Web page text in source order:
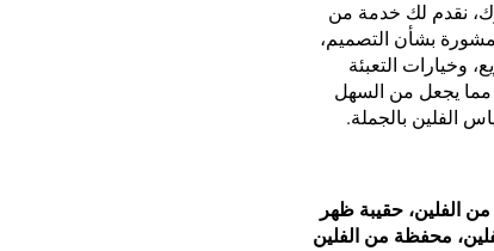
نقدم لك خدمة من
بشأن التصميم،
وخيارات التعبئة
مما يجعل من السهل
الفلين بالجملة.
الفلين، حقيبة ظهر
محفظة من الفلين